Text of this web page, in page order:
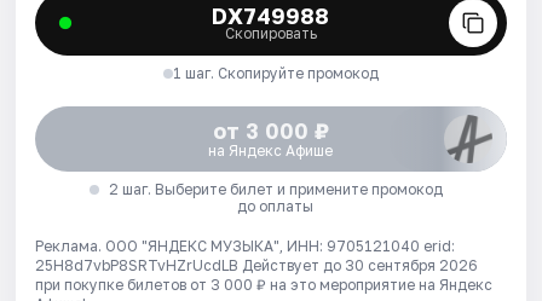
DX749988
Скопировать
1 шаг. Скопируйте промокод
от 3 000 ₽
на Яндекс Афише
2 шаг. Выберите билет и примените промокод
до оплаты
Реклама. ООО "ЯНДЕКС МУЗЫКА", ИНН: 9705121040 erid:
25H8d7vbP8SRTvHZrUcdLB Действует до 30 сентября 2026
при покупке билетов от 3 000 ₽ на это мероприятие на Яндекс